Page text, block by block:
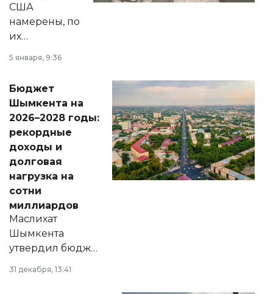
США
намерены, по
их
принести
народу
Венесуэлы.
5 января, 9:36
Бюджет
Шымкента на
2026–2028 годы:
рекордные
доходы и
долговая
нагрузка на
сотни
миллиардов
Маслихат
Шымкента
утвердил бюджет
города на 2026–
2028 годы.
31 декабря, 13:41